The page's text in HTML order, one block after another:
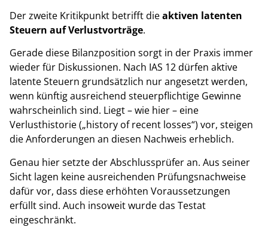
Der zweite Kritikpunkt betrifft dieaktiven latenten
Steuern auf Verlustvorträge.
Gerade diese Bilanzposition sorgt in der Praxis immer
wieder für Diskussionen. Nach IAS 12 dürfen aktive
latente Steuern grundsätzlich nur angesetzt werden,
wenn künftig ausreichend steuerpflichtige Gewinne
wahrscheinlich sind. Liegt – wie hier – eine
Verlusthistorie („history of recent losses“) vor, steigen
die Anforderungen an diesen Nachweis erheblich.
Genau hier setzte der Abschlussprüfer an. Aus seiner
Sicht lagen keine ausreichenden Prüfungsnachweise
dafür vor, dass diese erhöhten Voraussetzungen
erfüllt sind. Auch insoweit wurde das Testat
eingeschränkt.